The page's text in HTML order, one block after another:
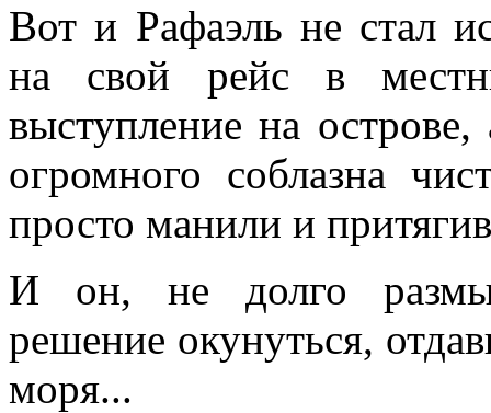
Вот и Рафаэль не стал
на свой рейс в
выступление на
огромного соблазна
просто манили и
И он, не долго
решение окунуться,
моря...